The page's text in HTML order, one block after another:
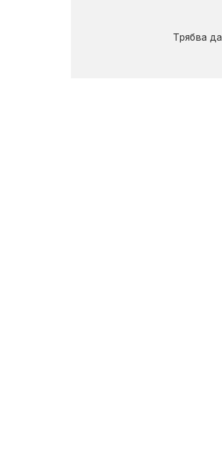
Трябва да